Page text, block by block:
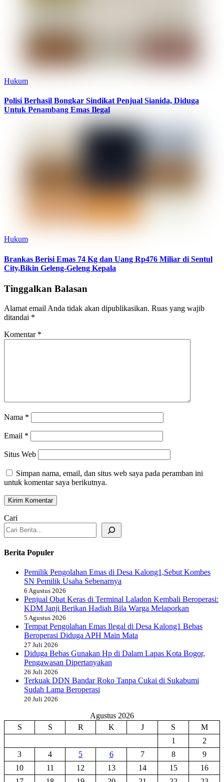
Hukum
Polisi Berhasil Bongkar Sindikat Penjual Sianida, Diduga
Untuk Penambang Emas Ilegal
Hukum
Brankas Berisi Emas 74 Kg dan Uang Rp476 Miliar di Sentul
City,Bikin Geleng-Geleng Kepala
Tinggalkan Balasan
Alamat email Anda tidak akan dipublikasikan. Ruas yang wajib
ditandai *
Komentar *
Nama *
Email *
Situs Web
Simpan nama, email, dan situs web saya pada peramban ini
untuk komentar saya berikutnya.
Cari
Berita Populer
Pemilik Pengolahan Emas di Desa Kalong1,Sebut Kombes
SN Pemilik Usaha Sebenarnya
6 Agustus 2026
Penjual Obat Keras di Terminal Laladon Kembali Beroperasi:
KDM Janji Berikan Hadiah Bila Warga Melaporkan
5 Agustus 2026
Tempat Pengolahan Emas Ilegal di Desa Kalong1 Bebas
Beroperasi Diduga APH Main Mata
27 Juli 2026
Diduga Bebas Gunakan Hp di Dalam Lapas Kota Bogor,
Pengawasan Dipertanyakan
26 Juli 2026
Terkuak DDN Bandar Roko Tanpa Cukai di Sukabumi
Sudah Lama Beroperasi
20 Juli 2026
Agustus 2026
S
S R K J S
M
1
2
3
4 5 6 7 8
9
10
11 12 13 14 15
16